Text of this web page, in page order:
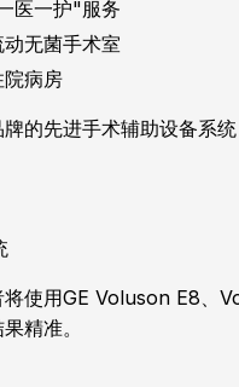
医一护"服务
无菌手术室
病房
的先进手术辅助设备系统
将使用GE Voluson E8
精准。